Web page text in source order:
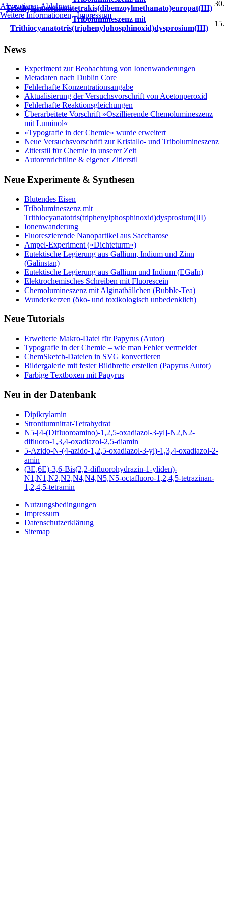
Triethylammoniumtetrakis(dibenzoylmethanato)europat(III)
30.
Tribolumineszenz mit
Trithiocyanatotris(triphenylphosphinoxid)dysprosium(III)
News
Experiment zur Beobachtung von Ionenwanderungen
Metadaten nach Dublin Core
Fehlerhafte Konzentrationsangabe
Aktualisierung der Versuchsvorschrift von Acetonperoxid
Fehlerhafte Reaktionsgleichungen
Überarbeitete Vorschrift »Oszillierende Chemolumineszenz
mit Luminol«
»Typografie in der Chemie« wurde erweitert
Neue Versuchsvorschrift zur Kristallo- und Tribolumineszenz
Zitierstil für Chemie in unserer Zeit
Autorenrichtline & eigener Zitierstil
Neue Experimente & Synthesen
Blutendes Eisen
Tribolumineszenz mit
Trithiocyanatotris(triphenylphosphinoxid)dysprosium(III)
Ionenwanderung
Fluoreszierende Nanopartikel aus Saccharose
Ampel-Experiment (»Dichteturm«)
Eutektische Legierung aus Gallium, Indium und Zinn
(Galinstan)
Eutektische Legierung aus Gallium und Indium (EGaIn)
Elektrochemisches Schreiben mit Fluorescein
Chemolumineszenz mit Alginatbällchen (Bubble-Tea)
Wunderkerzen (öko- und toxikologisch unbedenklich)
Neue Tutorials
Erweiterte Makro-Datei für Papyrus (Autor)
Typografie in der Chemie – wie man Fehler vermeidet
ChemSketch-Dateien in SVG konvertieren
Bildergalerie mit fester Bildbreite erstellen (Papyrus Autor)
Farbige Textboxen mit Papyrus
Neu in der Datenbank
Dipikrylamin
Strontiumnitrat-Tetrahydrat
N5-[4-(Difluoroamino)-1,2,5-oxadiazol-3-yl]-N2,N2-
difluoro-1,3,4-oxadiazol-2,5-diamin
5-Azido-N-(4-azido-1,2,5-oxadiazol-3-yl)-1,3,4-oxadiazol-2-
amin
(3E,6E)-3,6-Bis(2,2-difluorohydrazin-1-yliden)-
N1,N1,N2,N2,N4,N4,N5,N5-octafluoro-1,2,4,5-tetrazinan-
1,2,4,5-tetramin
Nutzungsbedingungen
Impressum
Datenschutzerklärung
Sitemap
AkzeptierenAblehnen
Weitere Informationen|Impressum